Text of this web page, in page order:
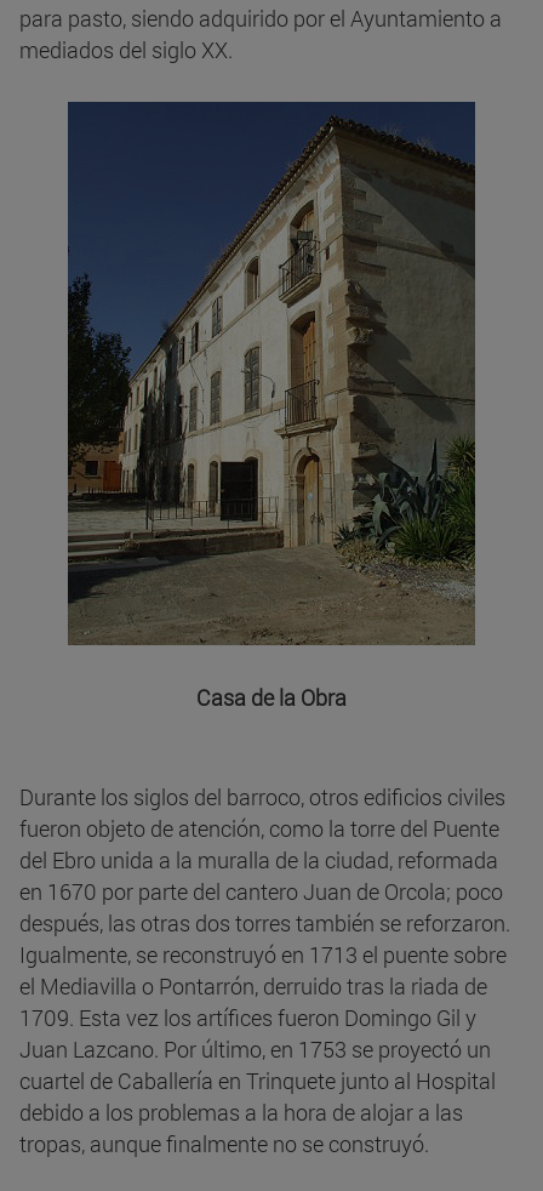
para pasto, siendo adquirido por el Ayuntamiento a
mediados del siglo XX.
Casa de la Obra
Durante los siglos del barroco, otros edificios civiles
fueron objeto de atención, como la torre del Puente
del Ebro unida a la muralla de la ciudad, reformada
en 1670 por parte del cantero Juan de Orcola; poco
después, las otras dos torres también se reforzaron.
Igualmente, se reconstruyó en 1713 el puente sobre
el Mediavilla o Pontarrón, derruido tras la riada de
1709. Esta vez los artífices fueron Domingo Gil y
Juan Lazcano. Por último, en 1753 se proyectó un
cuartel de Caballería en Trinquete junto al Hospital
debido a los problemas a la hora de alojar a las
tropas, aunque finalmente no se construyó.